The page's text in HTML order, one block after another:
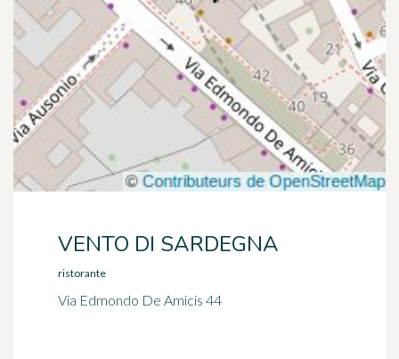
VENTO DI SARDEGNA
ristorante
Via Edmondo De Amicis 44